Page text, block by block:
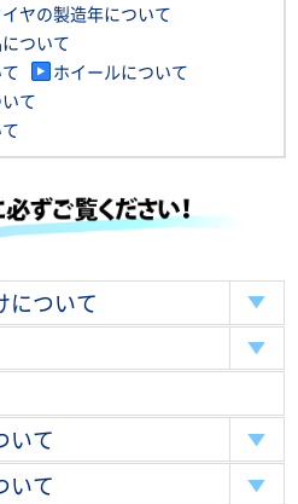
ヤの製造年について
ついて
ホイールについて
て
について
いて
いて